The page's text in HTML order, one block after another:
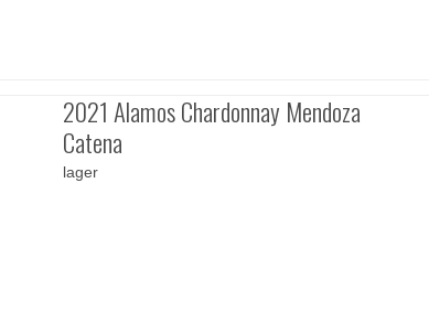
2021 Alamos Chardonnay Mendoza
Catena
lager